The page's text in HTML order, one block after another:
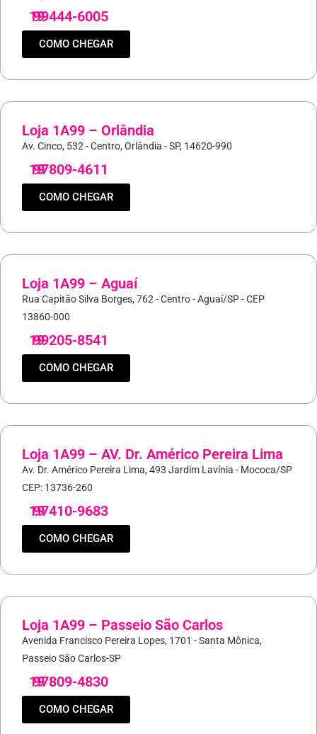
19
99444-6005
COMO CHEGAR
Loja 1A99 – Orlândia
Av. Cinco, 532 - Centro, Orlândia - SP, 14620-990
19
97809-4611
COMO CHEGAR
Loja 1A99 – Aguaí
Rua Capitão Silva Borges, 762 - Centro - Aguaí/SP - CEP
13860-000
19
99205-8541
COMO CHEGAR
Loja 1A99 – AV. Dr. Américo Pereira Lima
Av. Dr. Américo Pereira Lima, 493 Jardim Lavínia - Mococa/SP
CEP: 13736-260
19
97410-9683
COMO CHEGAR
Loja 1A99 – Passeio São Carlos
Avenida Francisco Pereira Lopes, 1701 - Santa Mônica,
Passeio São Carlos-SP
19
97809-4830
COMO CHEGAR